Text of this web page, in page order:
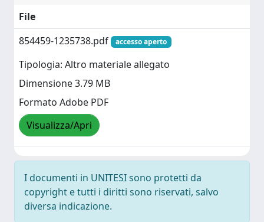
File
854459-1235738.pdf
accesso aperto
Tipologia: Altro materiale allegato
Dimensione 3.79 MB
Formato Adobe PDF
Visualizza/Apri
I documenti in UNITESI sono protetti da
copyright e tutti i diritti sono riservati, salvo
diversa indicazione.